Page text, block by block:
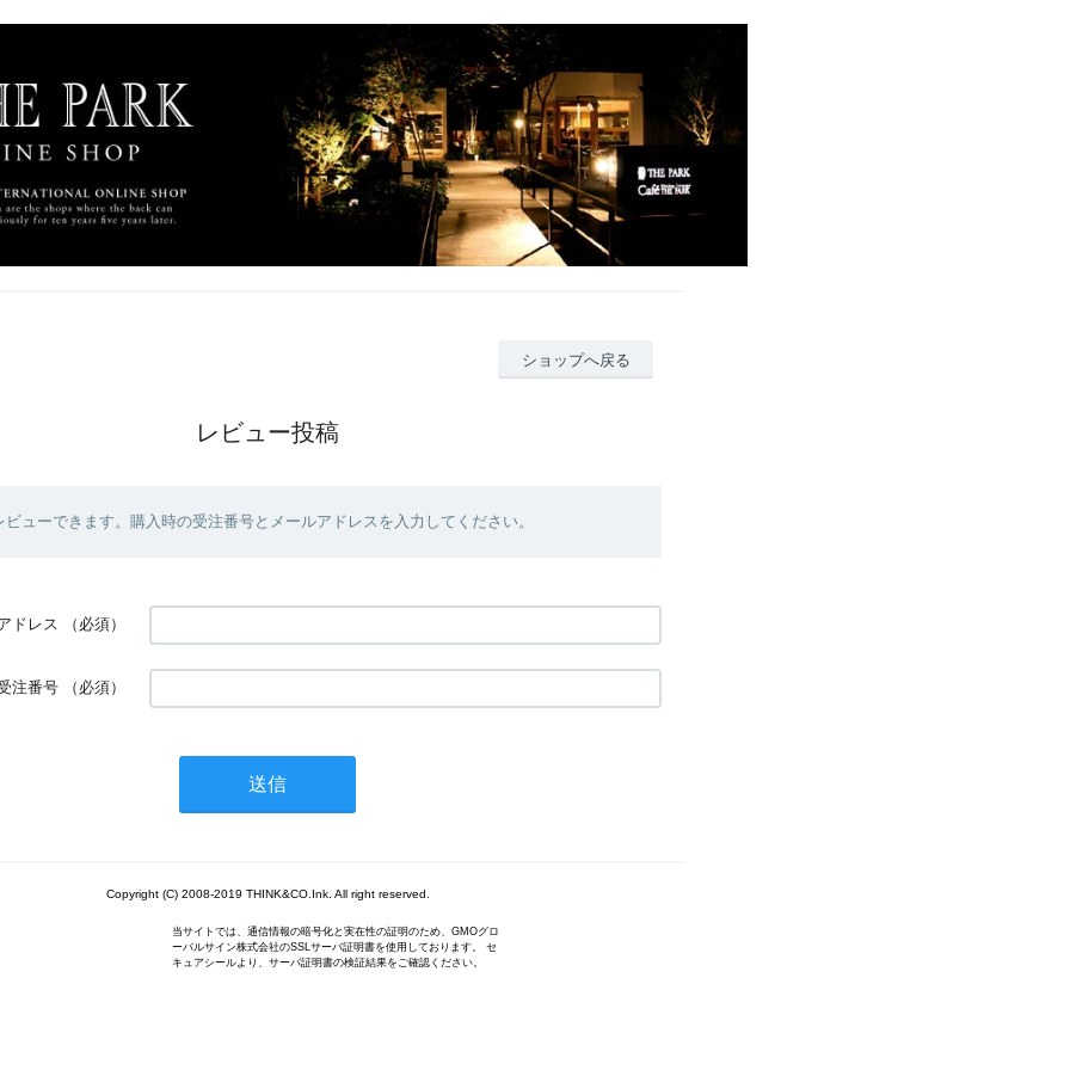
ショップへ戻る
レビュー投稿
ューできます。購入時の受注番号とメールアドレスを入力してください。
ドレス （必須）
注番号 （必須）
Copyright (C) 2008-2019 THINK&CO.Ink. All right reserved.
当サイトでは、通信情報の暗号化と実在性の証明のため、GMOグロ
ーバルサイン株式会社のSSLサーバ証明書を使用しております。 セ
キュアシールより、サーバ証明書の検証結果をご確認ください。